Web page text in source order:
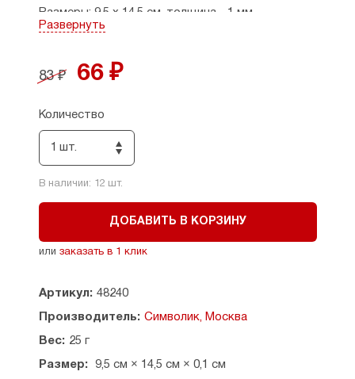
Размеры: 9,5 х 14,5 см, толщина - 1 мм.
Развернуть
83 ₽ 66 ₽
Количество
1 шт.
В наличии: 12 шт.
ДОБАВИТЬ В КОРЗИНУ
или заказать в 1 клик
Артикул: 48240
Производитель: Символик, Москва
Вес: 25 г
Размер: 9,5 см × 14,5 см × 0,1 см